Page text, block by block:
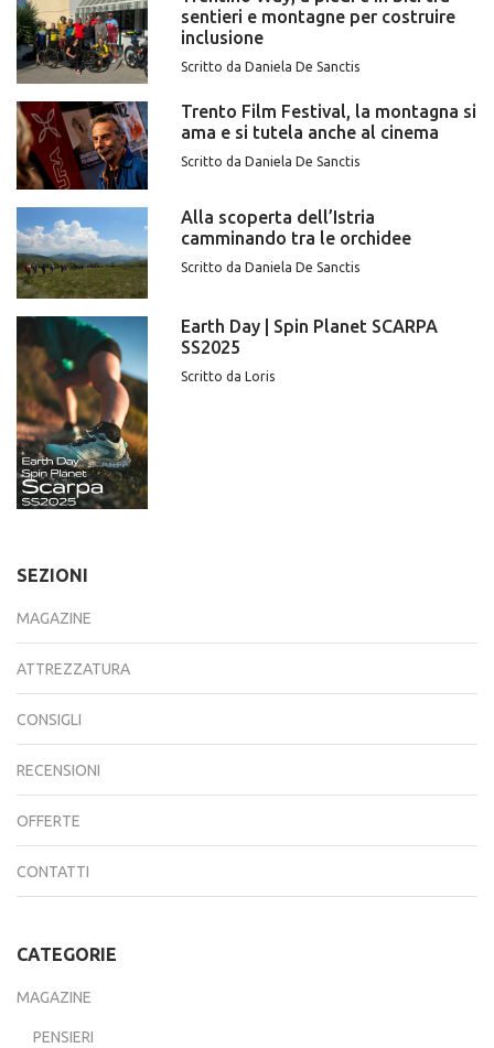
sentieri e montagne per costruire
inclusione
Scritto da Daniela De Sanctis
Trento Film Festival, la montagna si
ama e si tutela anche al cinema
Scritto da Daniela De Sanctis
Alla scoperta dell’Istria
camminando tra le orchidee
Scritto da Daniela De Sanctis
Earth Day | Spin Planet SCARPA
SS2025
Scritto da Loris
SEZIONI
MAGAZINE
ATTREZZATURA
CONSIGLI
RECENSIONI
OFFERTE
CONTATTI
CATEGORIE
MAGAZINE
PENSIERI